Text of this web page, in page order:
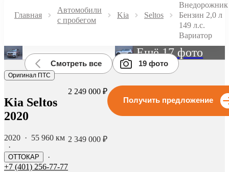
Главная
Автомобили
с пробегом
Kia Seltos
Внедорожник
Бензин 2,0 л
149 л.с.
Вариатор
Смотреть все 19 фото
Ещё 17 фото
Оригинал ПТС
Kia Seltos
2020
2 249 000 ₽
2020 · 55 960 км
·
ОТТОКАР
·
+7 (401) 256-77-77
2 349 000 ₽
Получить предложение